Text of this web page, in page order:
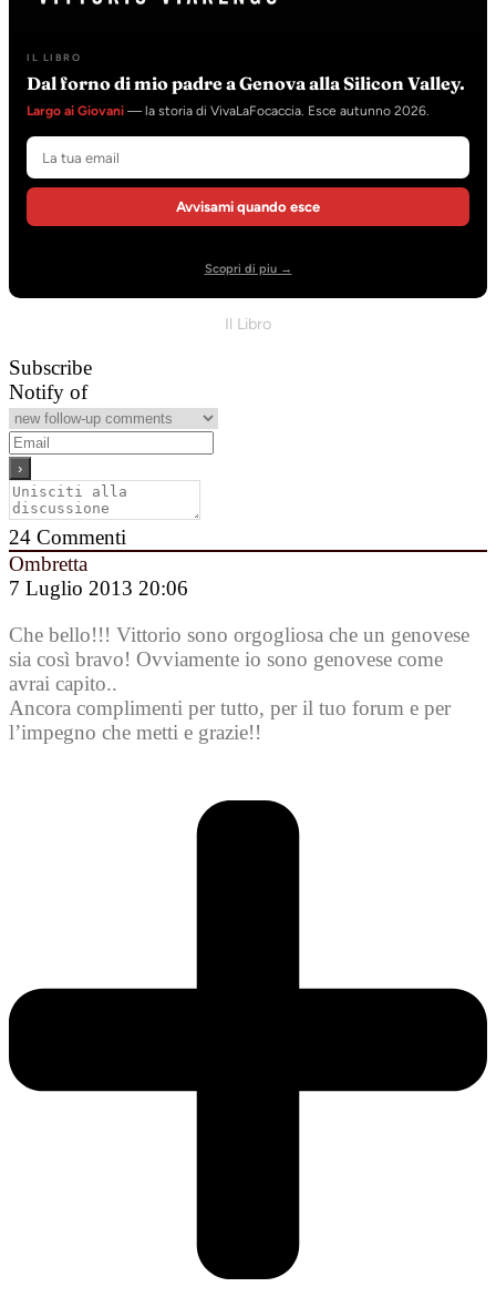
IL LIBRO
Dal forno di mio padre a Genova alla Silicon Valley.
Largo ai Giovani — la storia di VivaLaFocaccia. Esce autunno 2026.
Avvisami quando esce
Scopri di piu →
Il Libro
Subscribe
Notify of
24 Commenti
Ombretta
7 Luglio 2013 20:06
Che bello!!! Vittorio sono orgogliosa che un genovese
sia così bravo! Ovviamente io sono genovese come
avrai capito..
Ancora complimenti per tutto, per il tuo forum e per
l’impegno che metti e grazie!!